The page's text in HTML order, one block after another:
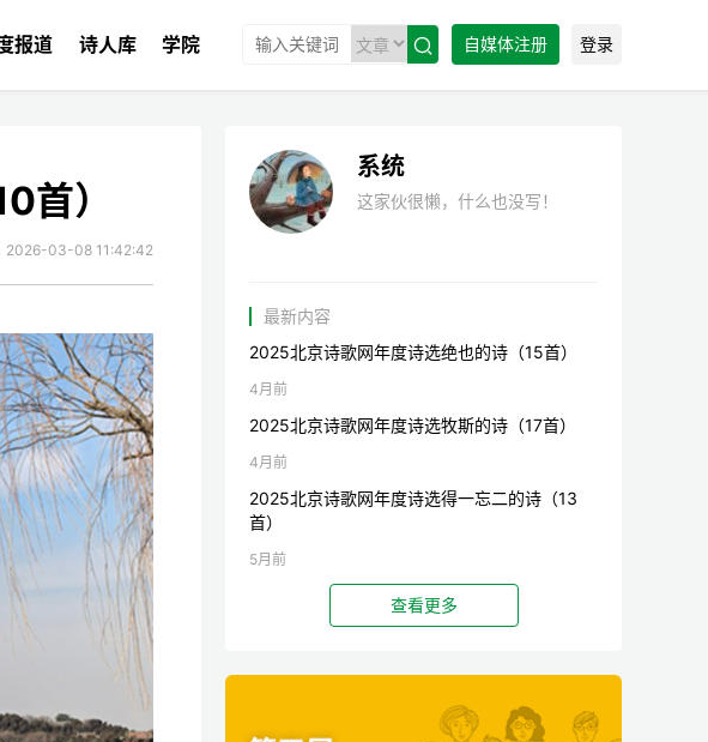
报道 诗人库 学院  自媒体注册 登录
首）
2026-03-08 11:42:42
系统
这家伙很懒，什么也没写！
最新内容
2025北京诗歌网年度诗选绝也的诗（15首）
4月前
2025北京诗歌网年度诗选牧斯的诗（17首）
4月前
2025北京诗歌网年度诗选得一忘二的诗（13
首）
5月前
查看更多